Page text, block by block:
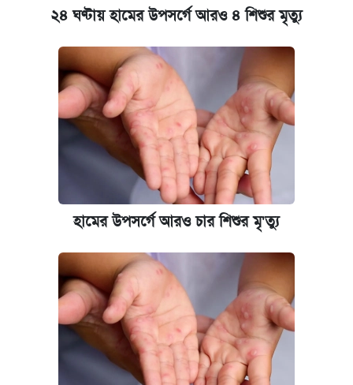
ভাতা-উপবৃত্তির আবেদন শুরু, জেনে নিন পদ্ধতি
আজ শুক্রবার রাজধানীর যেসব মার্কেট-দোকানপাট
কবে শুরু হচ্ছে ঢাবির ভর্তি আবেদন, জানাল কর্তৃপক্ষ
নবম পে স্কেল বাস্তবায়ন চূড়ান্ত পর্যায়ে, যা জানালেন
অর্থমন্ত্রী
জুলাই স্মৃতি জাদুঘরে যেতে টিকিট কাটবেন যেভাবে
যুক্তরাষ্ট্র থেকে আরও ২৩ বাংলাদেশিকে দেশে
ফেরত পাঠানো হলো
২৪ ঘণ্টায় হামের উপসর্গে আরও ৪ শিশুর মৃত্যু
হামের উপসর্গে আরও চার শিশুর মৃ'ত্যু